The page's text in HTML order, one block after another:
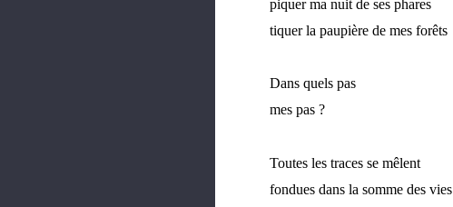
piquer ma nuit de ses phares
tiquer la paupière de mes forêts
Dans quels pas
mes pas ?
Toutes les traces se mêlent
fondues dans la somme des vies